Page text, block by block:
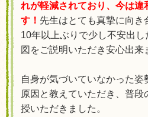
れが軽減されており、今は違
す！ 先生はとても真摯に向き
10年以上ぶりで少し不安出
図をご説明いただき安心出来
自身が気づいていなかった姿
原因と教えていただき、普
授いただきました。